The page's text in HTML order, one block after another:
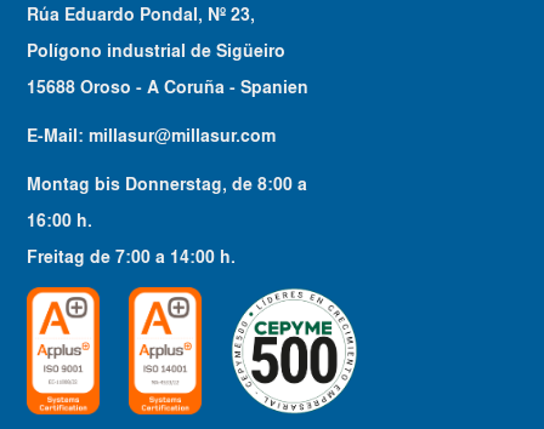
Rúa Eduardo Pondal, Nº 23,
Polígono industrial de Sigüeiro
15688 Oroso - A Coruña - Spanien
E-Mail:millasur@millasur.com
Montag bis Donnerstag, de8:00 a
16:00 h.
Freitag de7:00 a 14:00 h.